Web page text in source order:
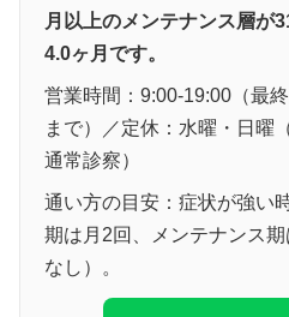
月以上のメンテナンス層が
4.0ヶ月です。
営業時間：9:00-19:00（最
まで）／定休：水曜・日曜
通常診察）
通い方の目安：症状が強い
期は月2回、メンテナンス
なし）。